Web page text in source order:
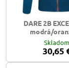
DARE 2B
modrá/
Skladom
30,65